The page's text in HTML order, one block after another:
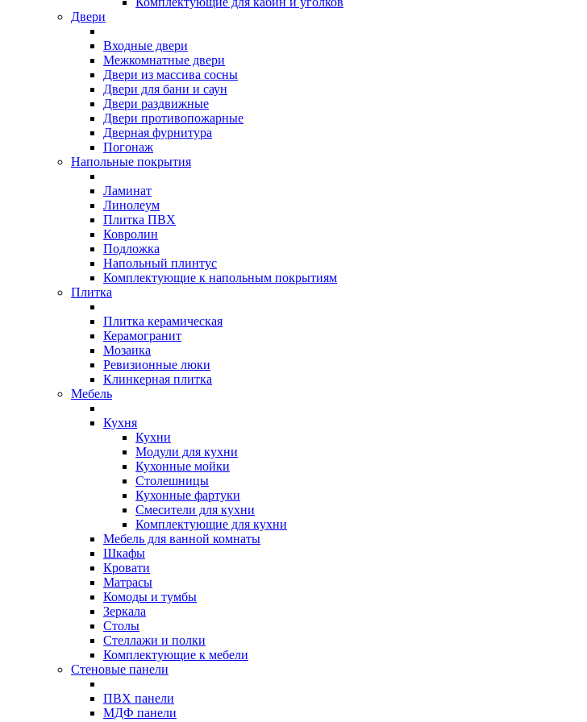
Двери
Входные двери
Межкомнатные двери
Двери из массива сосны
Двери для бани и саун
Двери раздвижные
Двери противопожарные
Дверная фурнитура
Погонаж
Напольные покрытия
Ламинат
Линолеум
Плитка ПВХ
Ковролин
Подложка
Напольный плинтус
Комплектующие к напольным покрытиям
Плитка
Плитка керамическая
Керамогранит
Мозаика
Ревизионные люки
Клинкерная плитка
Мебель
Кухня
Кухни
Модули для кухни
Кухонные мойки
Столешницы
Кухонные фартуки
Смесители для кухни
Комплектующие для кухни
Мебель для ванной комнаты
Шкафы
Кровати
Матрасы
Комоды и тумбы
Зеркала
Столы
Стеллажи и полки
Комплектующие к мебели
Стеновые панели
ПВХ панели
МДФ панели